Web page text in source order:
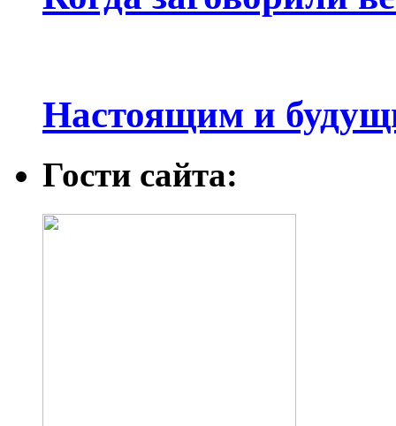
Настоящим и
Гости сайта: